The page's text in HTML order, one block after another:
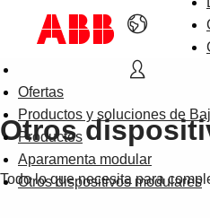
Ofertas
Productos y soluciones de
Productos
Aparamenta modular
Otros dispositivos modulares
Otros
Todo lo que necesita para